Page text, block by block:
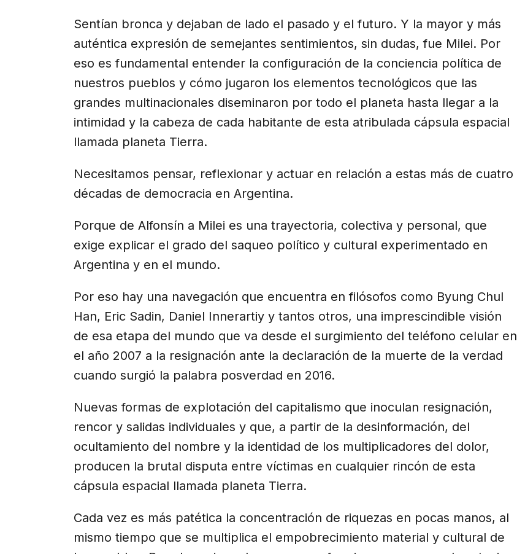
Sentían bronca y dejaban de lado el pasado y el futuro. Y la mayor y más
auténtica expresión de semejantes sentimientos, sin dudas, fue Milei. Por
eso es fundamental entender la configuración de la conciencia política de
nuestros pueblos y cómo jugaron los elementos tecnológicos que las
grandes multinacionales diseminaron por todo el planeta hasta llegar a la
intimidad y la cabeza de cada habitante de esta atribulada cápsula espacial
llamada planeta Tierra.
Necesitamos pensar, reflexionar y actuar en relación a estas más de cuatro
décadas de democracia en Argentina.
Porque de Alfonsín a Milei es una trayectoria, colectiva y personal, que
exige explicar el grado del saqueo político y cultural experimentado en
Argentina y en el mundo.
Por eso hay una navegación que encuentra en filósofos como Byung Chul
Han, Eric Sadin, Daniel Innerartiy y tantos otros, una imprescindible visión
de esa etapa del mundo que va desde el surgimiento del teléfono celular en
el año 2007 a la resignación ante la declaración de la muerte de la verdad
cuando surgió la palabra posverdad en 2016.
Nuevas formas de explotación del capitalismo que inoculan resignación,
rencor y salidas individuales y que, a partir de la desinformación, del
ocultamiento del nombre y la identidad de los multiplicadores del dolor,
producen la brutal disputa entre víctimas en cualquier rincón de esta
cápsula espacial llamada planeta Tierra.
Cada vez es más patética la concentración de riquezas en pocas manos, al
mismo tiempo que se multiplica el empobrecimiento material y cultural de